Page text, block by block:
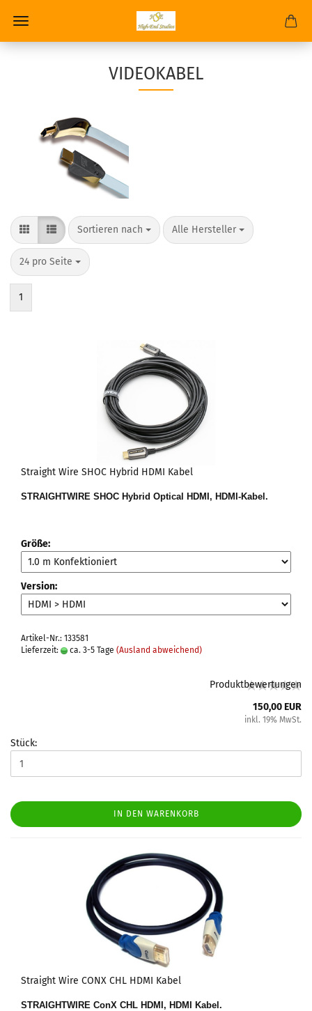
VIDEOKABEL
Sortieren nach Alle Hersteller
24 pro Seite
1
Straight Wire SHOC Hybrid HDMI Kabel
STRAIGHTWIRE SHOC Hybrid Optical HDMI , HDMI-Kabel.
Größe:
Version:
Artikel-Nr.: 133581
Lieferzeit:
ca. 3-5 Tage (Ausland abweichend)
Produktbewertungen
150,00 EUR
inkl. 19% MwSt.
Stück:
IN DEN WARENKORB
Straight Wire CONX CHL HDMI Kabel
STRAIGHTWIRE ConX CHL HDMI , HDMI Kabel.